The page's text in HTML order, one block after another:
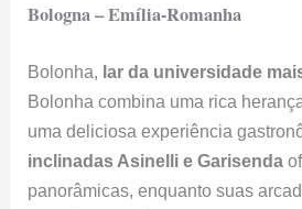
Bologna – Emília-Romanha
Bolonha, lar da universidade
Bolonha combina uma rica
uma deliciosa experiência
inclinadas Asinelli e Garisenda
panorâmicas, enquanto suas